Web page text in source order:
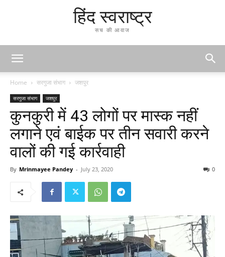
हिंद स्वराष्ट्र
सच की आवाज
Home सरगुजा संभाग जशपुर
सरगुजा संभाग जशपुर
कुनकुरी में 43 लोगों पर मास्क नहीं
लगाने एवं बाईक पर तीन सवारी करने
वालों की गई कार्रवाही
By Mrinmayee Pandey - July 23, 2020 0